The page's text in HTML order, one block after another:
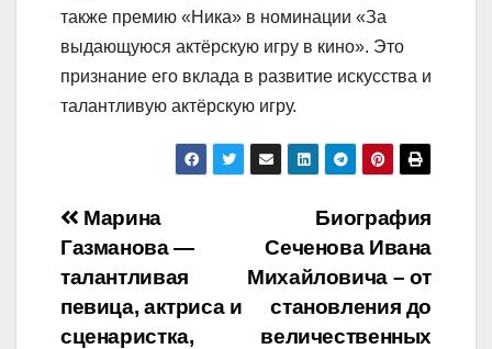
также премию «Ника» в номинации «За
выдающуюся актёрскую игру в кино». Это
признание его вклада в развитие искусства и
талантливую актёрскую игру.
Навигация
по
записям
Биография
Сеченова Ивана
Михайловича – от
становления до
величественных
Марина
Газманова —
талантливая
певица, актриса и
сценаристка,